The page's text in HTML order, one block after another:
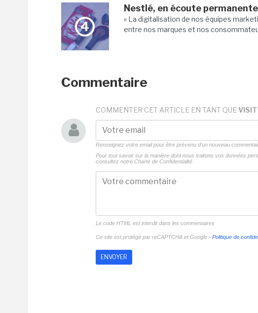
4
Nestlé, en écoute
« La digitalisation de nos équipes
entre nos marques et nos
Commentaire
COMMENTER CET ARTICLE EN TANT QUE
Renseignez votre email pour être prévenu d'un nouveau
Pour tout savoir sur la manière dont nous traitons vos données
consultez notre Charte de Confidentialité.
Le code HTML est interdit dans les commentaires
Ce site est protégé par reCAPTCHA et Google - Politique de